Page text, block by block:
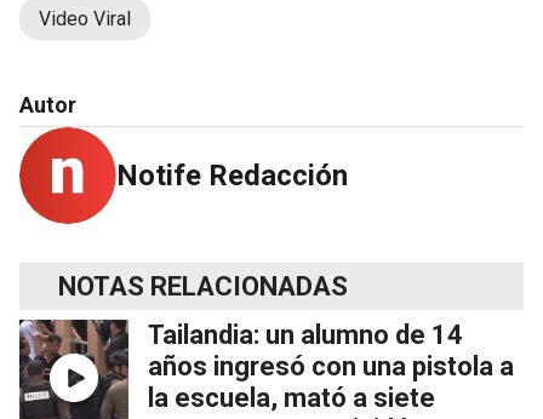
Video Viral
Autor
Notife Redacción
NOTAS RELACIONADAS
Tailandia: un alumno de 14
años ingresó con una pistola a
la escuela, mató a siete